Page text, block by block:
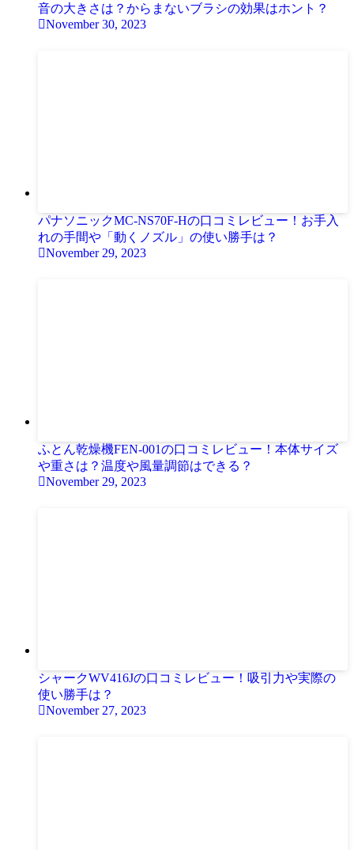
音の大きさは？からまないブラシの効果はホント？
November 30, 2023
パナソニックMC-NS70F-Hの口コミレビュー！お手入
れの手間や「動くノズル」の使い勝手は？
November 29, 2023
ふとん乾燥機FEN-001の口コミレビュー！本体サイズ
や重さは？温度や風量調節はできる？
November 29, 2023
シャークWV416Jの口コミレビュー！吸引力や実際の
使い勝手は？
November 27, 2023